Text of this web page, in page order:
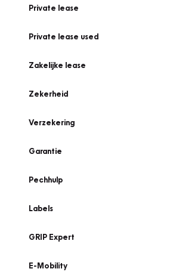
Private lease
Private lease used
Zakelijke lease
Zekerheid
Verzekering
Garantie
Pechhulp
Labels
GRIP Expert
E-Mobility